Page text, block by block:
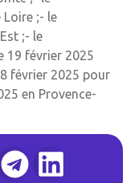
Loire ;- le
;- le
19 février 2025
février 2025 pour
en Provence-